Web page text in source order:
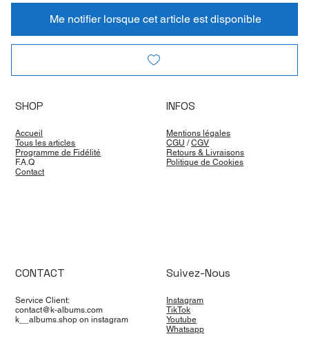
Me notifier lorsque cet article est disponible
SHOP
Accueil
Tous les articles
Programme de Fidélité
F.A.Q
Contact
INFOS
Mentions légales
CGU /CGV
Retours & Livraisons
Politique de Cookies
CONTACT
Service Client:
contact@k-albums.com
k__albums.shop on instagram
Suivez-Nous
Instagram
TikTok
Youtube
Whatsapp